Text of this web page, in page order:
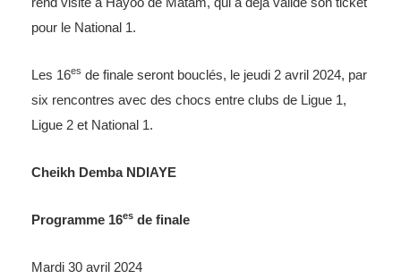
pour le National 1.
Les 16es de finale seront bouclés, le jeudi 2 avril 2024, par
six rencontres avec des chocs entre clubs de Ligue 1,
Ligue 2 et National 1.
Cheikh Demba NDIAYE
Programme 16es de finale
Mardi 30 avril 2024